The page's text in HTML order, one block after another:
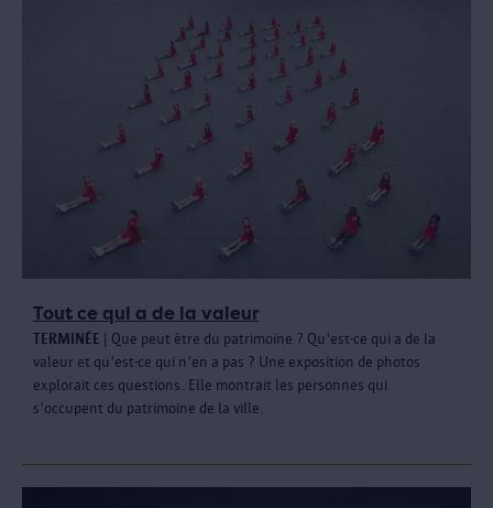
Tout ce qui a de la valeur
TERMINÉ E | Que peut être du patrimoine ? Qu'est-ce qui a de la
valeur et qu'est-ce qui n'en a pas ? Une exposition de photos
explorait ces questions. Elle montrait les personnes qui
s'occupent du patrimoine de la ville.